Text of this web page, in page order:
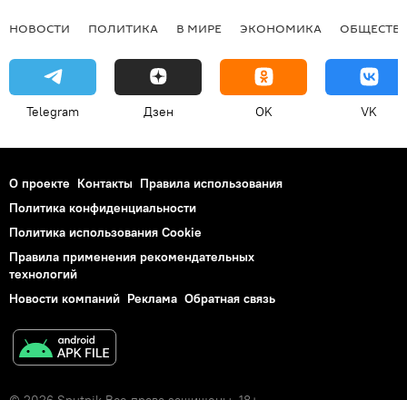
НОВОСТИ ПОЛИТИКА В МИРЕ ЭКОНОМИКА
Telegram Дзен OK VK
О проекте Контакты Правила использования
Политика конфиденциальности
Политика использования Cookie
Правила применения рекомендательных
технологий
Новости компаний Реклама Обратная связь